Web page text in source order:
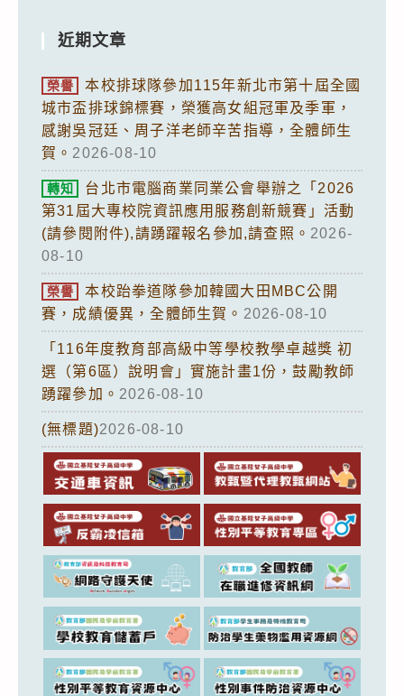
近期文章
榮譽
本校排球隊參加115年新北市第十屆全國
城市盃排球錦標賽，榮獲高女組冠軍及季軍，
感謝吳冠廷、周子洋老師辛苦指導，全體師生
賀。 2026-08-10
轉知
台北市電腦商業同業公會舉辦之「2026
第31屆大專校院資訊應用服務創新競賽」活動
(請參閱附件),請踴躍報名參加,請查照。 2026-
08-10
榮譽
本校跆拳道隊參加韓國大田MBC公開
賽，成績優異，全體師生賀。 2026-08-10
「116年度教育部高級中等學校教學卓越獎 初
選（第6區）說明會」實施計畫1份，鼓勵教師
踴躍參加。 2026-08-10
(無標題)2026-08-10